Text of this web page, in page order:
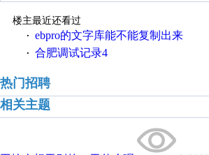
楼主最近还看过
· ebpro的文字库能不能复制出来
· 合肥调试记录4
热门招聘
相关主题